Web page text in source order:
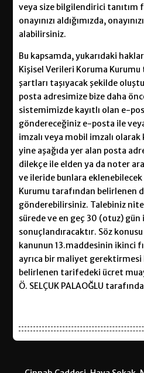
veya size bilgilendirici
onayınızı aldığımızda,
alabilirsiniz.
Bu kapsamda, yukarıdaki
Kişisel Verileri Koruma
şartları taşıyacak şekilde
posta adresimize bize daha
sistemimizde kayıtlı olan e-
göndereceğiniz e-posta ile
imzalı veya mobil imzalı
yine aşağıda yer alan posta
dilekçe ile elden ya da noter
ve ileride bunlara
Kurumu tarafından belirlenen
gönderebilirsiniz. Talebiniz
sürede ve en geç 30 (otuz)
sonuçlandıracaktır. Söz
kanunun 13.maddesinin ikinci
ayrıca bir maliyet gerektirmesi
belirlenen tarifedeki ücret
Ö. SELÇUK PALAOĞLU